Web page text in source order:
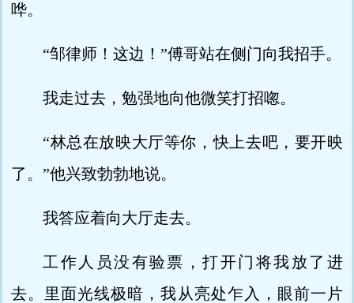
哗。
“邹律师！这边！”傅哥站在侧门向我招手。
我走过去，勉强地向他微笑打招唿。
“林总在放映大厅等你，快上去吧，要开映
了。”他兴致勃勃地说。
我答应着向大厅走去。
工作人员没有验票，打开门将我放了进
去。里面光线极暗，我从亮处乍入，眼前一片